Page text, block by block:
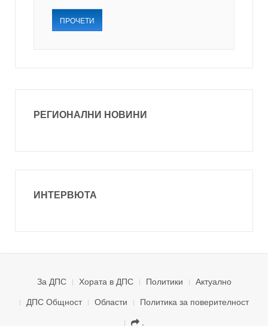
ПРОЧЕТИ
РЕГИОНАЛНИ НОВИНИ
ИНТЕРВЮТА
За ДПС Хората в ДПС Политики
Актуално
ДПС Общност
Области
Политика за поверителност
.